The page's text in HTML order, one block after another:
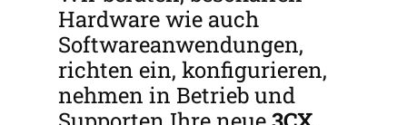
Hardware wie auch
Softwareanwendungen,
richten ein, konfigurieren,
nehmen in Betrieb und